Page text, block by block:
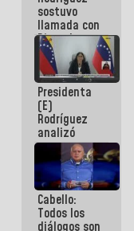
sostuvo
llamada con
Dinorah
Figuera y
acuerdan
primer
encuentro
presencial
para el
diálogo
Presidenta
(E)
Rodríguez
analizó
junto a
gobernadores
planes de
recuperación
del Sistema
Eléctrico
Cabello:
Todos los
diálogos son